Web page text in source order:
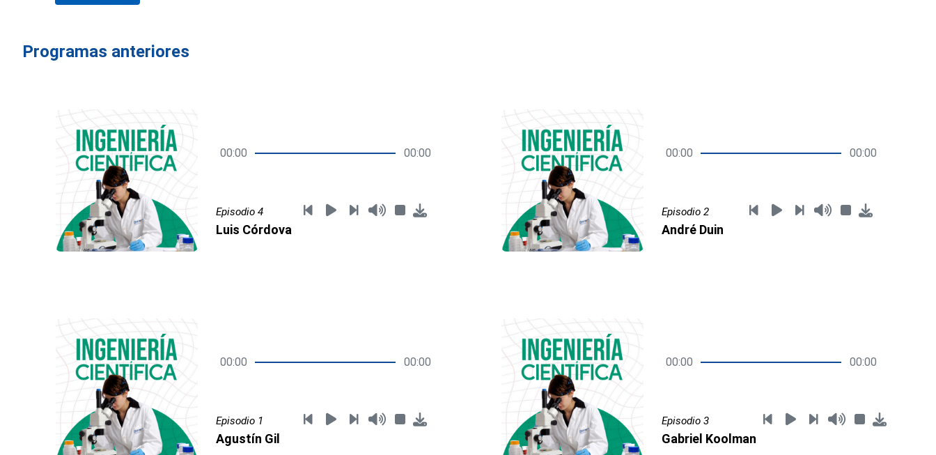
Programas anteriores
00:00 00:00
Episodio 4
Luis Córdova
00:00 00:00
Episodio 2
André Duin
00:00 00:00
Episodio 1
Agustín Gil
00:00 00:00
Episodio 3
Gabriel Koolman